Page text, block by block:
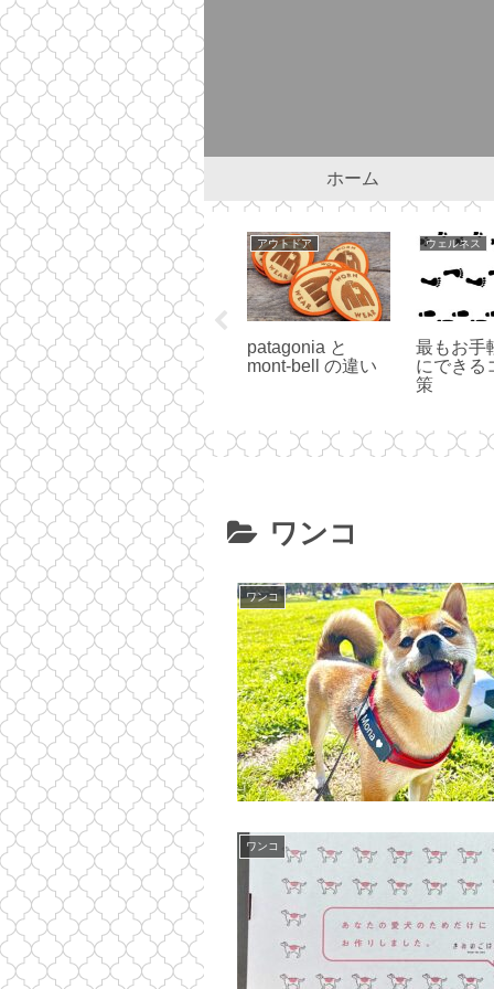
ホーム
のコ
ワンコ
ワンコを連れて初
詣 -犬の社会化ト
レーニング-
アウトドア
patagonia と
mont-bell の違い
ウェルネス
最もお手
にできる
策
ワンコ
ワンコ
ワンコ